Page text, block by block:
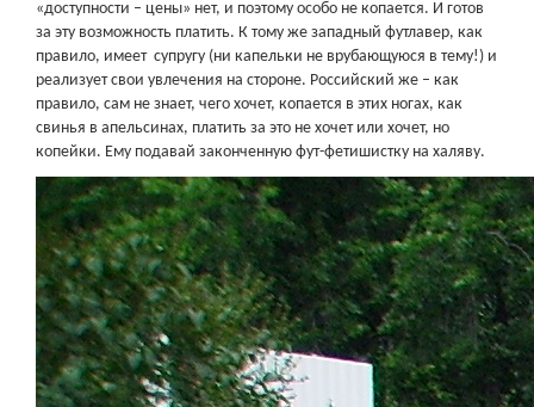
«доступности – цены» нет, и поэтому особо не копается. И готов
за эту возможность платить. К тому же западный футлавер, как
правило, имеет супругу (ни капельки не врубающуюся в тему!) и
реализует свои увлечения на стороне. Российский же – как
правило, сам не знает, чего хочет, копается в этих ногах, как
свинья в апельсинах, платить за это не хочет или хочет, но
копейки. Ему подавай законченную фут-фетишистку на халяву.